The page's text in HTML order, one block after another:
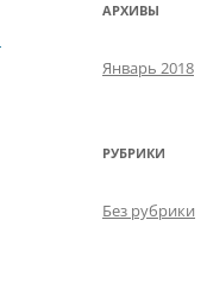
АРХИВЫ
Январь 2018
РУБРИКИ
Без рубрики